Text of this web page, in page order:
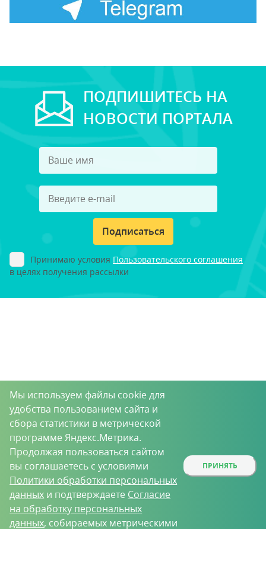
ПОДПИШИТЕСЬ НА
НОВОСТИ ПОРТАЛА
Подписаться
Принимаю условия Пользовательского соглашения
в целях получения рассылки
Мы используем файлы cookie для
удобства пользованием сайта и
сбора статистики в метрической
программе Яндекс.Метрика.
Продолжая пользоваться сайтом
вы соглашаетесь с условиями
Политики обработки персональных
данных и подтверждаете Согласие
на обработку персональных
данных, собираемых метрическими
ПРИНЯТЬ